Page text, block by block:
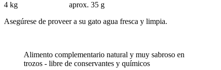
4 kg aprox. 35 g
Asegúrese de proveer a su gato agua fresca y limpia.
Alimento complementario natural y muy sabroso en
trozos - libre de conservantes y químicos